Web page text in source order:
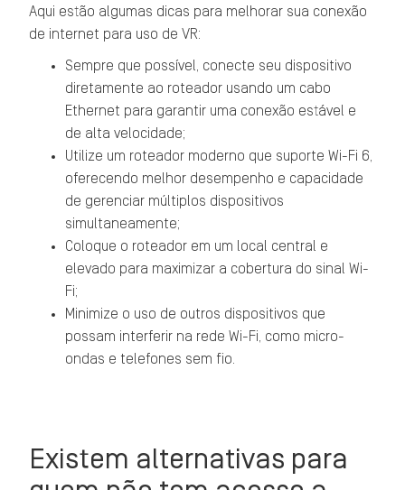
Aqui estão algumas dicas para melhorar sua conexão
de internet para uso de VR:
Sempre que possível, conecte seu dispositivo
diretamente ao roteador usando um cabo
Ethernet para garantir uma conexão estável e
de alta velocidade;
Utilize um roteador moderno que suporte Wi-Fi 6,
oferecendo melhor desempenho e capacidade
de gerenciar múltiplos dispositivos
simultaneamente;
Coloque o roteador em um local central e
elevado para maximizar a cobertura do sinal Wi-
Fi;
Minimize o uso de outros dispositivos que
possam interferir na rede Wi-Fi, como micro-
ondas e telefones sem fio.
Existem alternativas para